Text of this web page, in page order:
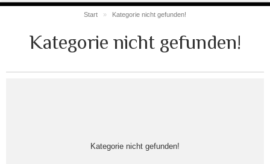
Start » Kategorie nicht gefunden!
Kategorie nicht gefunden!
Kategorie nicht gefunden!